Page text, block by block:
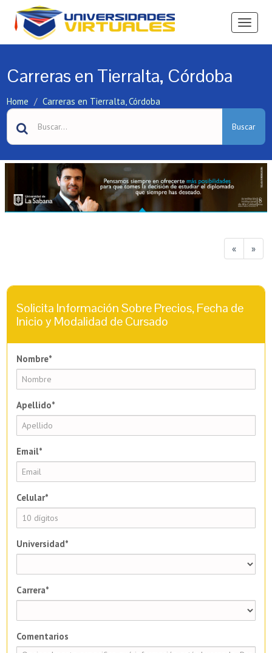
Ver
Carreras en Tierralta, Córdoba
Home Carreras en Tierralta, Córdoba
Buscar
« »
Solicita Información Sobre Precios, Fecha de
Inicio y Modalidad de Cursado
Nombre*
Apellido*
Email*
Celular*
Universidad*
Carrera*
Comentarios